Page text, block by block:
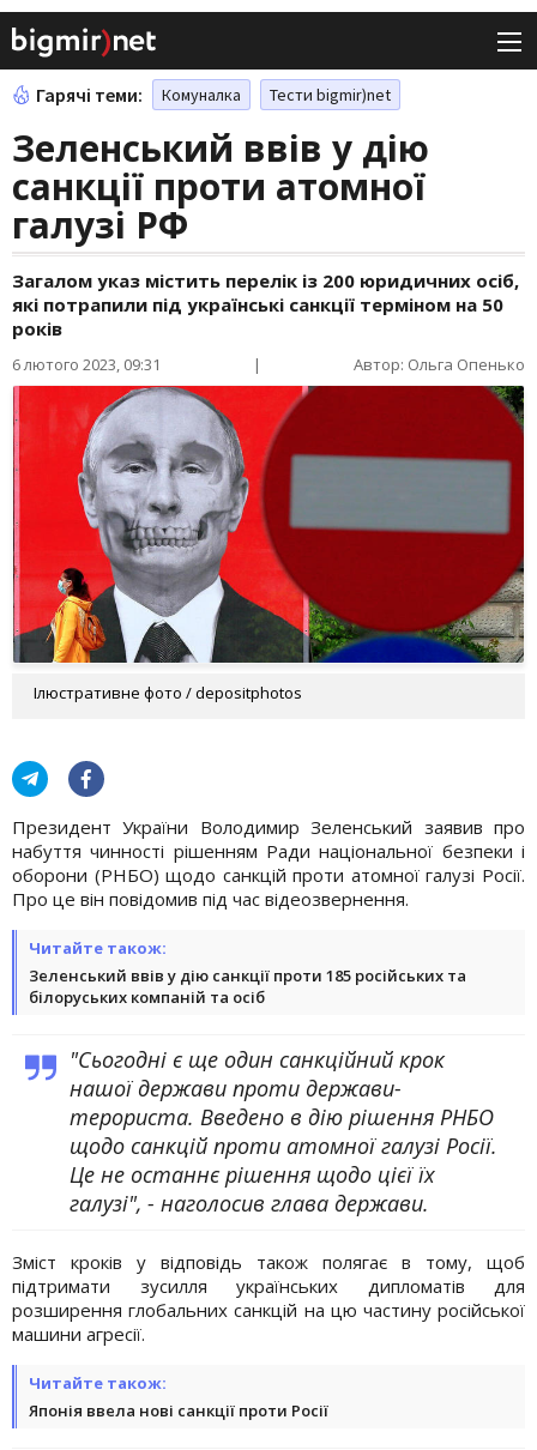
Гарячі теми: Комуналка Тести bigmir)net
Зеленський ввів у дію
санкції проти атомної
галузі РФ
Загалом указ містить перелік із 200 юридичних осіб,
які потрапили під українські санкції терміном на 50
років
6 лютого 2023, 09:31 | Автор: Ольга Опенько
Ілюстративне фото / depositphotos
Президент України Володимир Зеленський заявив про
набуття чинності рішенням Ради національної безпеки і
оборони (РНБО) щодо санкцій проти атомної галузі Росії.
Про це він повідомив під час відеозвернення.
Читайте також:
Зеленський ввів у дію санкції проти 185 російських та
білоруських компаній та осіб
"Сьогодні є ще один санкційний крок
нашої держави проти держави-
терориста. Введено в дію рішення РНБО
щодо санкцій проти атомної галузі Росії.
Це не останнє рішення щодо цієї їх
галузі", - наголосив глава держави.
Зміст кроків у відповідь також полягає в тому, щоб
підтримати зусилля українських дипломатів для
розширення глобальних санкцій на цю частину російської
машини агресії.
Читайте також:
Японія ввела нові санкції проти Росії